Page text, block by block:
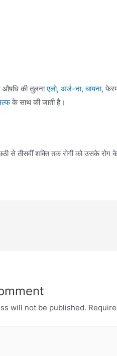
की तुलनाएलो,अर्ज-ना,चायना,
के साथ की जाती है।
तीसवीं शक्ति तक रोगी को उसके रोग
will not be published.